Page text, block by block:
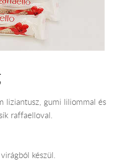
liziantusz, gumi liliommal és
raffaelloval.
készül.